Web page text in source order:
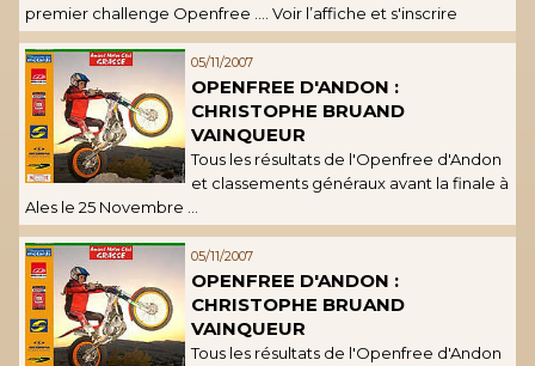
premier challenge Openfree …. Voir l’affiche et s'inscrire
05/11/2007
OPENFREE D'ANDON :
CHRISTOPHE BRUAND
VAINQUEUR
Tous les résultats de l'Openfree d'Andon
et classements généraux avant la finale à
Ales le 25 Novembre ...
05/11/2007
OPENFREE D'ANDON :
CHRISTOPHE BRUAND
VAINQUEUR
Tous les résultats de l'Openfree d'Andon